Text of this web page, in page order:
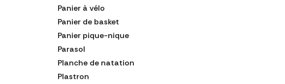
Panier à vélo
Panier de basket
Panier pique-nique
Parasol
Planche de natation
Plastron